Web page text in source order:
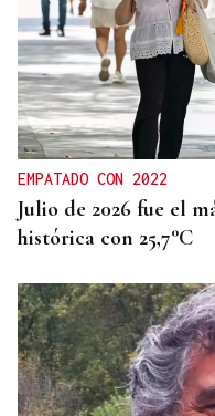
EMPATADO CON 2022
Julio de 2026 fue el
histórica con 25,7°C